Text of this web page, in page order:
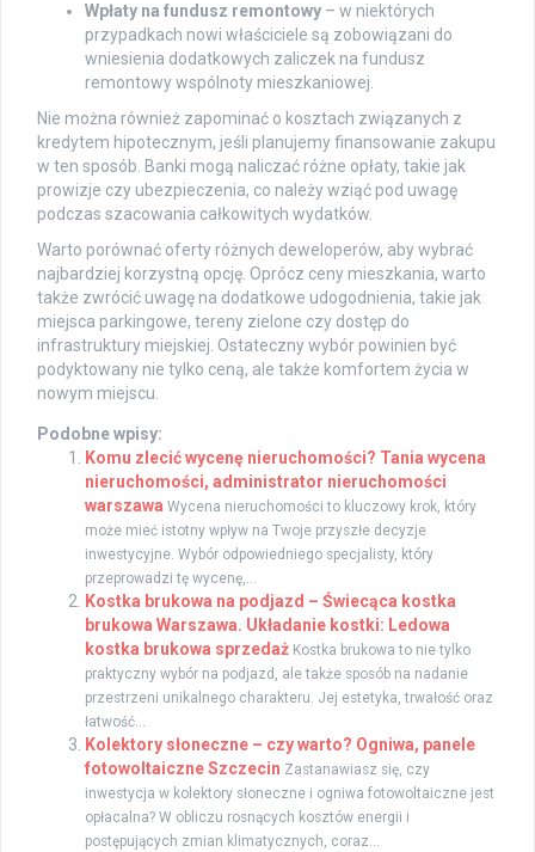
Wpłaty na fundusz remontowy – w niektórych
przypadkach nowi właściciele są zobowiązani do
wniesienia dodatkowych zaliczek na fundusz
remontowy wspólnoty mieszkaniowej.
Nie można również zapominać o kosztach związanych z
kredytem hipotecznym, jeśli planujemy finansowanie zakupu
w ten sposób. Banki mogą naliczać różne opłaty, takie jak
prowizje czy ubezpieczenia, co należy wziąć pod uwagę
podczas szacowania całkowitych wydatków.
Warto porównać oferty różnych deweloperów, aby wybrać
najbardziej korzystną opcję. Oprócz ceny mieszkania, warto
także zwrócić uwagę na dodatkowe udogodnienia, takie jak
miejsca parkingowe, tereny zielone czy dostęp do
infrastruktury miejskiej. Ostateczny wybór powinien być
podyktowany nie tylko ceną, ale także komfortem życia w
nowym miejscu.
Podobne wpisy:
Komu zlecić wycenę nieruchomości? Tania wycena
nieruchomości, administrator nieruchomości
warszawa Wycena nieruchomości to kluczowy krok, który
może mieć istotny wpływ na Twoje przyszłe decyzje
inwestycyjne. Wybór odpowiedniego specjalisty, który
przeprowadzi tę wycenę,...
Kostka brukowa na podjazd – Świecąca kostka
brukowa Warszawa. Układanie kostki: Ledowa
kostka brukowa sprzedaż Kostka brukowa to nie tylko
praktyczny wybór na podjazd, ale także sposób na nadanie
przestrzeni unikalnego charakteru. Jej estetyka, trwałość oraz
łatwość...
Kolektory słoneczne – czy warto? Ogniwa, panele
fotowoltaiczne Szczecin Zastanawiasz się, czy
inwestycja w kolektory słoneczne i ogniwa fotowoltaiczne jest
opłacalna? W obliczu rosnących kosztów energii i
postępujących zmian klimatycznych, coraz...